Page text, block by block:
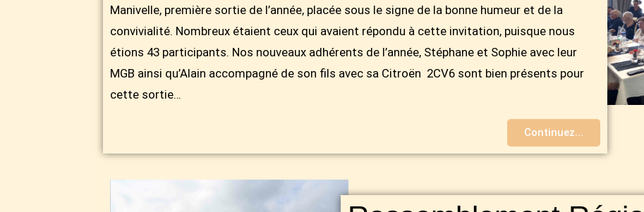
Manivelle, première sortie de l’année, placée sous le signe de la bonne humeur et de la
convivialité. Nombreux étaient ceux qui avaient répondu à cette invitation, puisque nous
étions 43 participants. Nos nouveaux adhérents de l’année, Stéphane et Sophie avec leur
MGB ainsi qu’Alain accompagné de son fils avec sa Citroën 2CV6 sont bien présents pour
cette sortie…
Continuez...